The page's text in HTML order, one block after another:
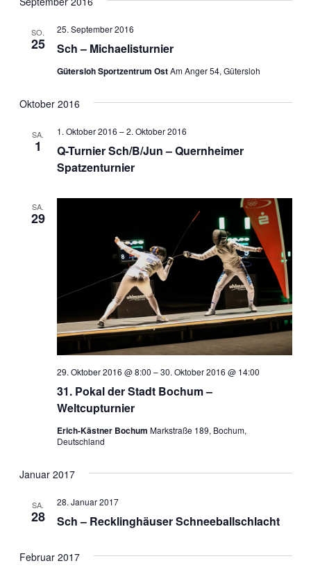
wählen.
SO.
25 Sch – Michaelisturnier
25. September 2016
Gütersloh Sportzentrum OstAm Anger 54, Gütersloh
Oktober 2016
SA.
1
Q-Turnier Sch/B/Jun – Quernheimer
Spatzenturnier
1. Oktober 2016 –2. Oktober 2016
SA.
29
31. Pokal der Stadt Bochum –
Weltcupturnier
29. Oktober 2016 @ 8:00 –30. Oktober 2016 @ 14:00
Erich-Kästner Bochum Markstraße 189, Bochum,
Deutschland
Januar 2017
SA.
28 Sch – Recklinghäuser Schneeballschlacht
28. Januar 2017
Februar 2017